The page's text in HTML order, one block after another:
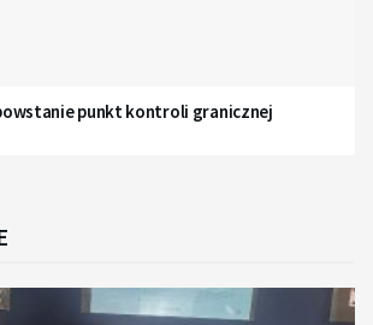
punkt kontroli granicznej